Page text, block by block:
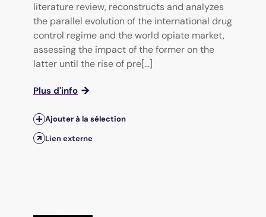
literature review, reconstructs and analyzes
the parallel evolution of the international drug
control regime and the world opiate market,
assessing the impact of the former on the
latter until the rise of pre[...]
Plus d'info
Ajouter à la sélection
Lien externe